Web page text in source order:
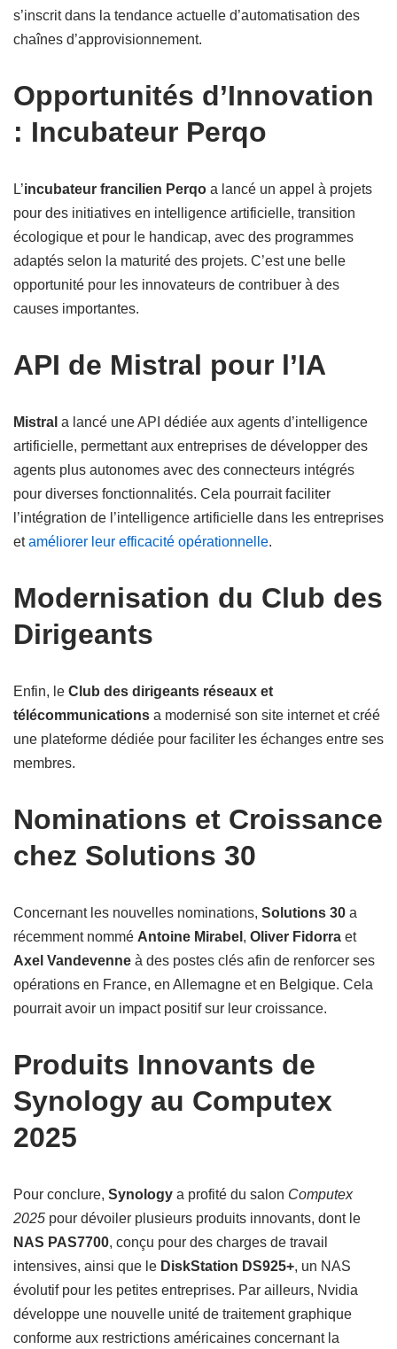
s’inscrit dans la tendance actuelle d’automatisation des
chaînes d’approvisionnement.
Opportunités d’Innovation
: Incubateur Perqo
L’incubateur francilien Perqo a lancé un appel à projets
pour des initiatives en intelligence artificielle, transition
écologique et pour le handicap, avec des programmes
adaptés selon la maturité des projets. C’est une belle
opportunité pour les innovateurs de contribuer à des
causes importantes.
API de Mistral pour l’IA
Mistral a lancé une API dédiée aux agents d’intelligence
artificielle, permettant aux entreprises de développer des
agents plus autonomes avec des connecteurs intégrés
pour diverses fonctionnalités. Cela pourrait faciliter
l’intégration de l’intelligence artificielle dans les entreprises
etaméliorer leur efficacité opérationnelle.
Modernisation du Club des
Dirigeants
Enfin, le Club des dirigeants réseaux et
télécommunications a modernisé son site internet et créé
une plateforme dédiée pour faciliter les échanges entre ses
membres.
Nominations et Croissance
chez Solutions 30
Concernant les nouvelles nominations, Solutions 30 a
récemment nommé Antoine Mirabel , Oliver Fidorra et
Axel Vandevenne à des postes clés afin de renforcer ses
opérations en France, en Allemagne et en Belgique. Cela
pourrait avoir un impact positif sur leur croissance.
Produits Innovants de
Synology au Computex
2025
Pour conclure, Synology a profité du salon Computex
2025 pour dévoiler plusieurs produits innovants, dont le
NAS PAS7700, conçu pour des charges de travail
intensives, ainsi que le DiskStation DS925+, un NAS
évolutif pour les petites entreprises. Par ailleurs, Nvidia
développe une nouvelle unité de traitement graphique
conforme aux restrictions américaines concernant la